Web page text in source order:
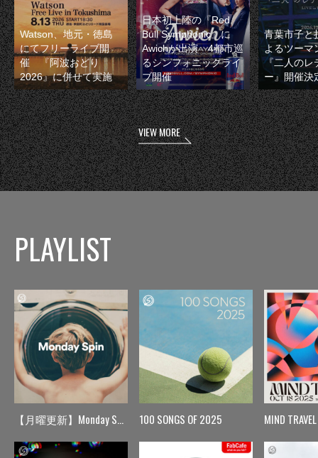
Watson、地元・徳島
にてフリーライブ開
催 『阿波おどり
2026』に併せて実施
日本初上陸の『Red
Bull Symphonic』に
Awichが出演 4都市巡
るシンフォニックライ
ブ開催
青葉市子と
よるツーマ
『二人のレ
ー』開催決
VIEW MORE
PLAYLIST
【月曜更新】Monday Spin 100 SONGS OF 2025 MIND TRAVEL